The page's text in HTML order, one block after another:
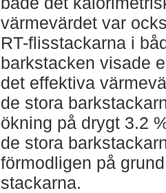
värmevärdet var
RT-flisstackarna i
barkstacken visade
det effektiva
de stora
ökning på drygt 3.2
de stora
förmodligen på
stackarna.